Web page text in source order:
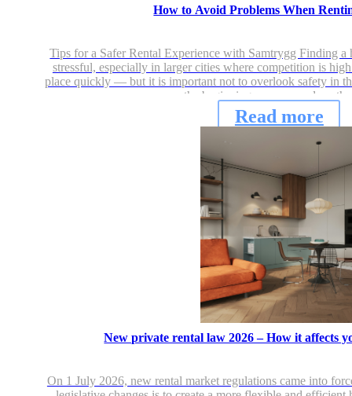
How to Avoid Problems When
Tips for a Safer Rental Experience with Samtrygg Finding a
stressful, especially in larger cities where competition is
place quickly — but it is important not to overlook safety in
the beginning, you can reduce
Read more
New private rental law 2026 – How it affects
On 1 July 2026, new rental market regulations came into